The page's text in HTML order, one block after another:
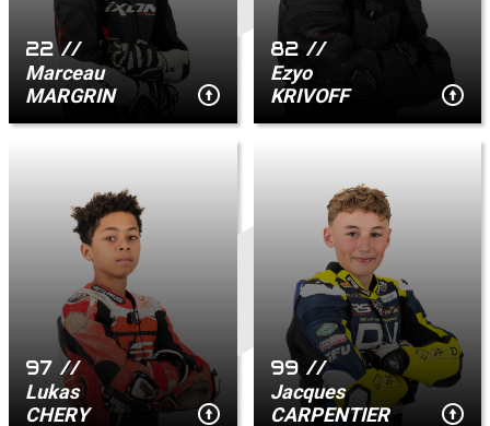
22 //
Marceau
MARGRIN
82 //
Ezyo
KRIVOFF
97 //
Lukas
CHERY
99 //
Jacques
CARPENTIER